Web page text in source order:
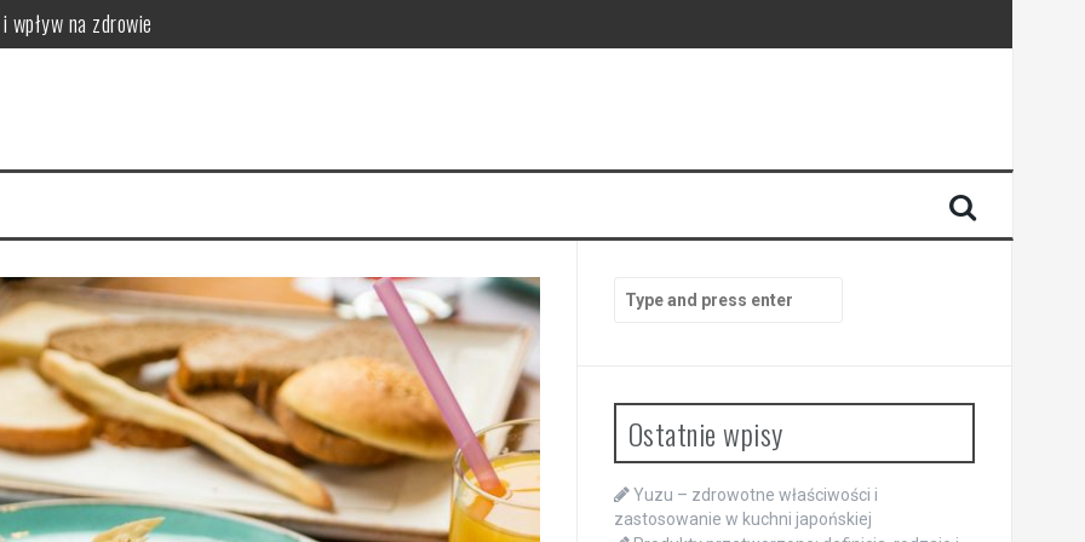
na zdrowie
w kuchni
wykonuje i jak wygląda bezpieczeństwo badania
i schudnąć?
w kuchni japońskiej
for:
Ostatnie wpisy
Yuzu – zdrowotne właściwości i
zastosowanie w kuchni japońskiej